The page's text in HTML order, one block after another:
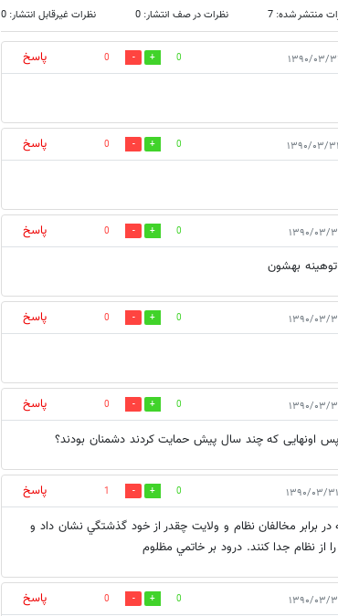
منتشر شده: 7 نظرات در صف انتشار: 0 نظرات غیرقابل انتشار: 0
0
0
پاسخ
0
0
پاسخ
0
0
پاسخ
توهینه بهشون
0
0
پاسخ
0
0
پاسخ
پس اونهایی که چند سال پیش حمایت کردند دشمنان بودند؟
0
1
پاسخ
برابر مخالفان نظام و ولايت چقدر از خود گذشتگي نشان داد و
از نظام جدا كنند. درود بر خاتمي مظلوم
0
0 پاسخ